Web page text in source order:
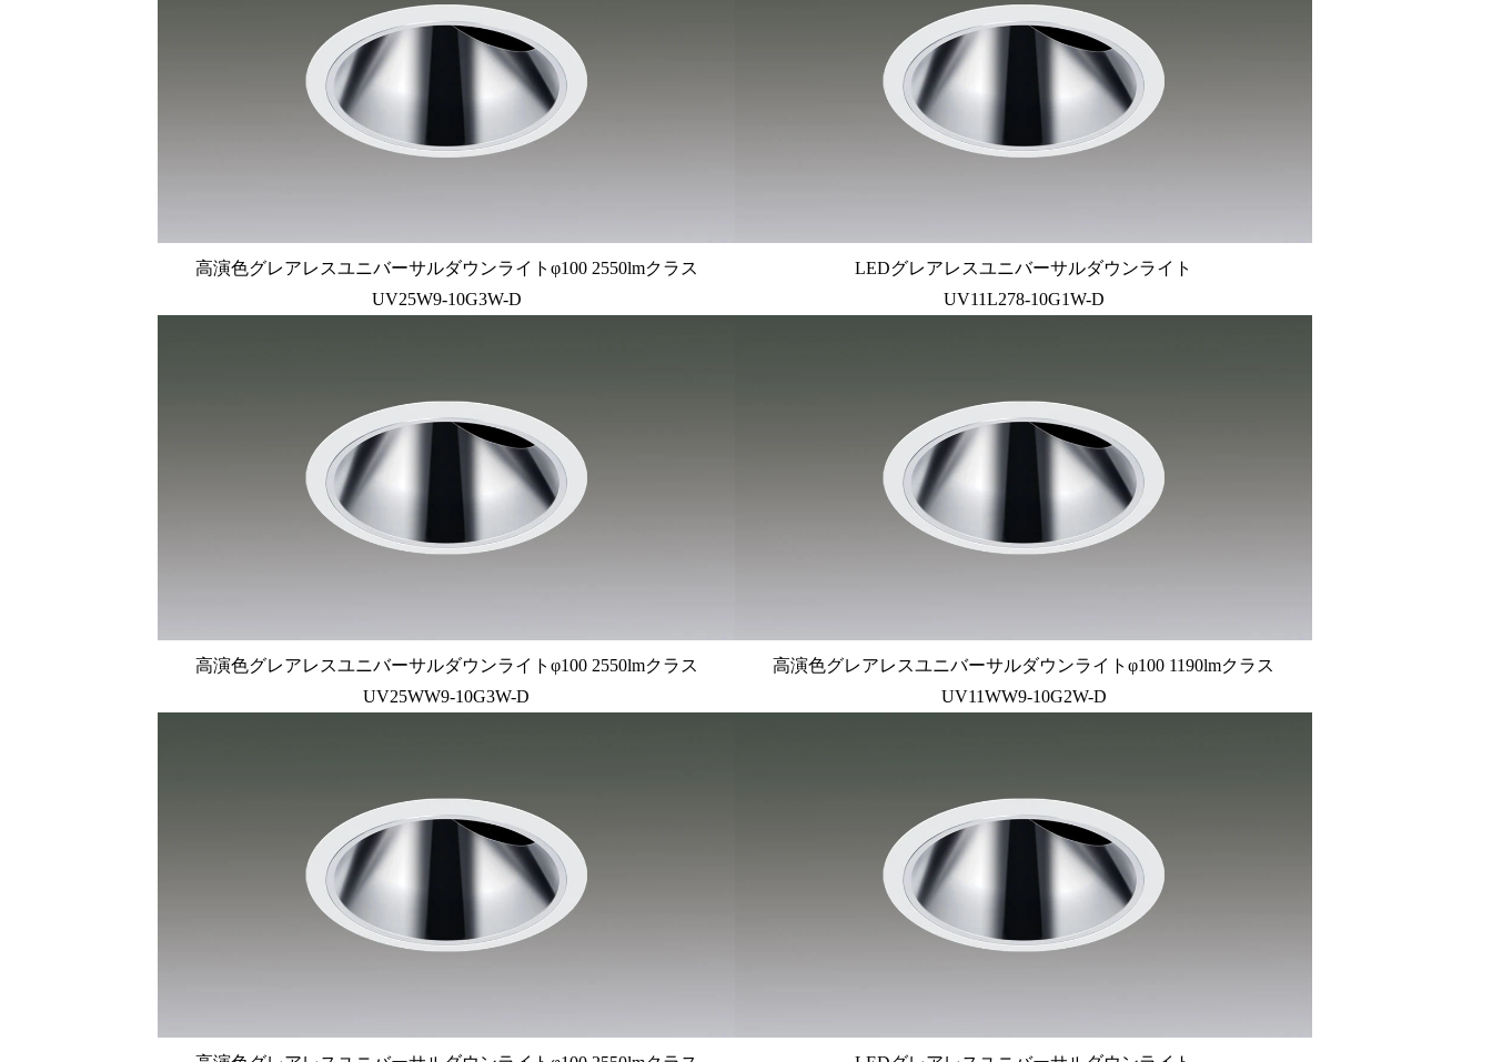
高演色グレアレスユニバーサルダウンライトφ100 2550lmクラス
UV25W9-10G3W-D
高演色グレアレスユニバーサルダウンライトφ100 2550lmクラス
UV25WW9-10G3W-D
LEDグレアレスユニバーサルダウンライト
UV11L278-10G1W-D
高演色グレアレスユニバーサルダウンライトφ100 1190lmクラス
UV11WW9-10G2W-D